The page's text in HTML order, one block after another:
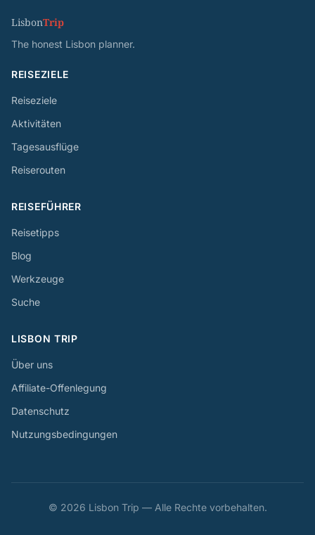
LisbonTrip
The honest Lisbon planner.
REISEZIELE
Reiseziele
Aktivitäten
Tagesausflüge
Reiserouten
REISEFÜHRER
Reisetipps
Blog
Werkzeuge
Suche
LISBON TRIP
Über uns
Affiliate-Offenlegung
Datenschutz
Nutzungsbedingungen
© 2026 Lisbon Trip — Alle Rechte vorbehalten.